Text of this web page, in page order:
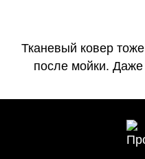
Тканевый ковер
после мойки.